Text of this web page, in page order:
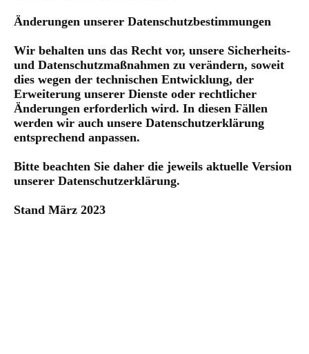
Änderungen unserer Datenschutzbestimmungen
Wir behalten uns das Recht vor, unsere Sicherheits-
und Datenschutzmaßnahmen zu verändern, soweit
dies wegen der technischen Entwicklung, der
Erweiterung unserer Dienste oder rechtlicher
Änderungen erforderlich wird. In diesen Fällen
werden wir auch unsere Datenschutzerklärung
entsprechend anpassen.
Bitte beachten Sie daher die jeweils aktuelle Version
unserer Datenschutzerklärung.
Stand März 2023